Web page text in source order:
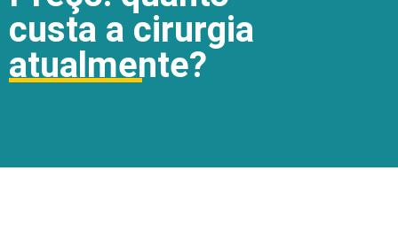
custa a cirurgia
atualmente?